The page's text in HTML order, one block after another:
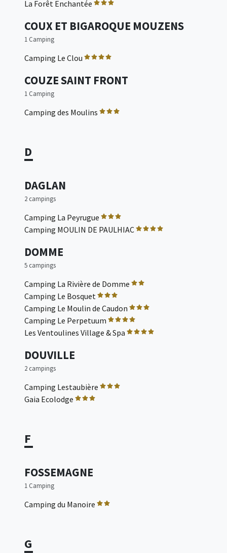
La Forêt Enchantée
COUX ET BIGAROQUE MOUZENS
1 Camping
Camping Le Clou
COUZE SAINT FRONT
1 Camping
Camping des Moulins
D
DAGLAN
2 campings
Camping La Peyrugue
Camping MOULIN DE PAULHIAC
DOMME
5 campings
Camping La Rivière de Domme
Camping Le Bosquet
Camping Le Moulin de Caudon
Camping Le Perpetuum
Les Ventoulines Village & Spa
DOUVILLE
2 campings
Camping Lestaubière
Gaia Ecolodge
F
FOSSEMAGNE
1 Camping
Camping du Manoire
G